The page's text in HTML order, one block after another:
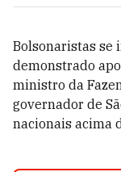
Bolsonaristas se
demonstrado
ministro da
governador de
nacionais acima